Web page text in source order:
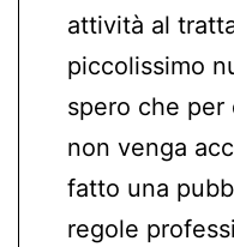
attività al
piccolissimo
spero che per
non venga
fatto una
regole